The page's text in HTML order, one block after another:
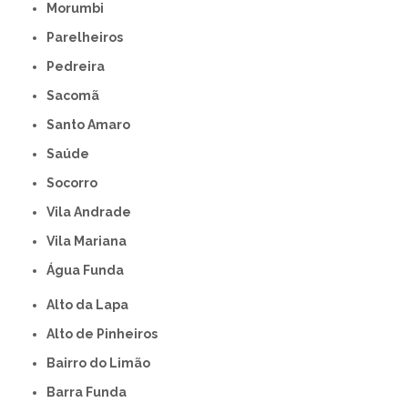
Morumbi
Parelheiros
Pedreira
Sacomã
Santo Amaro
Saúde
Socorro
Vila Andrade
Vila Mariana
Água Funda
Alto da Lapa
Alto de Pinheiros
Bairro do Limão
Barra Funda